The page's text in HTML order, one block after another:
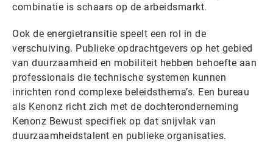
combinatie is schaars op de arbeidsmarkt.
Ook de energietransitie speelt een rol in de
verschuiving. Publieke opdrachtgevers op het gebied
van duurzaamheid en mobiliteit hebben behoefte aan
professionals die technische systemen kunnen
inrichten rond complexe beleidsthema’s. Een bureau
als Kenonz richt zich met de dochteronderneming
Kenonz Bewust specifiek op dat snijvlak van
duurzaamheidstalent en publieke organisaties.